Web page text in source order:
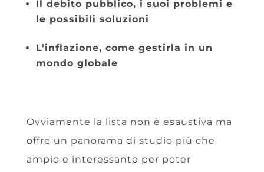
Il debito pubblico, i suoi problemi e
le possibili soluzioni
L’inflazione, come gestirla in un
mondo globale
Ovviamente la lista non è esaustiva ma
offre un panorama di studio più che
ampio e interessante per poter